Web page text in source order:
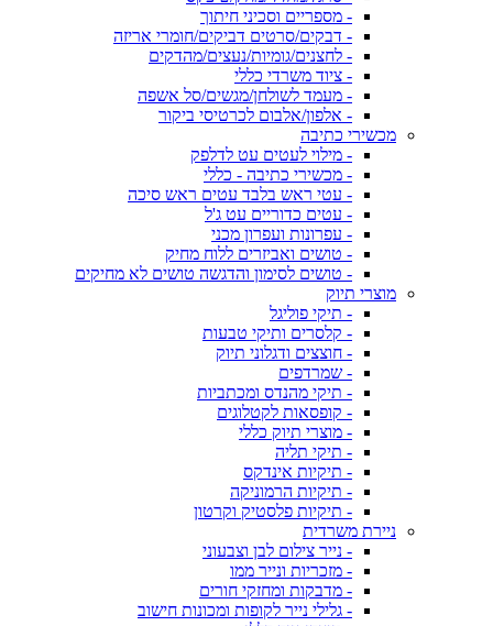
- מספריים וסכיני חיתוך
- דבקים/סרטים דביקים/חומרי אריזה
- לחצנים/גומיות/נעצים/מהדקים
- ציוד משרדי כללי
- מעמד לשולחן/מגשים/סל אשפה
- אלפון/אלבום לכרטיסי ביקור
מכשירי כתיבה
- מילוי לעטים עט לדלפק
- מכשירי כתיבה - כללי
- עטי ראש בלבד עטים ראש סיכה
- עטים כדוריים עט ג'ל
- עפרונות ועפרון מכני
- טושים ואביזרים ללוח מחיק
- טושים לסימון והדגשה טושים לא מחיקים
מוצרי תיוק
- תיקי פוליגל
- קלסרים ותיקי טבעות
- חוצצים ודגלוני תיוק
- שמרדפים
- תיקי מהנדס ומכתביות
- קופסאות לקטלוגים
- מוצרי תיוק כללי
- תיקי תליה
- תיקיות אינדקס
- תיקיות הרמוניקה
- תיקיות פלסטיק וקרטון
ניירת משרדית
- נייר צילום לבן וצבעוני
- מזכריות ונייר ממו
- מדבקות ומחזקי חורים
- גלילי נייר לקופות ומכונות חישוב